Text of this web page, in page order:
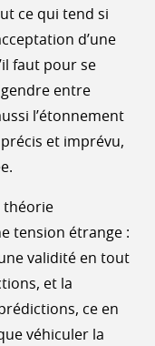
ce qui tend si
d’une
faut pour se
entre
l’étonnement
et imprévu,
théorie
tension étrange :
validité en tout
et la
ce en
véhiculer la